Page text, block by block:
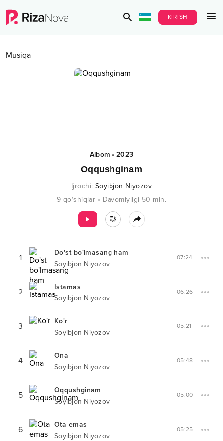
KIRISH
Musiqa
Albom •2023
Oqqushginam
Ijrochi: Soyibjon Niyozov
9 qo‘shiqlar • Davomiyligi 50 min.
1
Do'st bo'lmasang ham
Soyibjon Niyozov
07:24
2
Istamas
Soyibjon Niyozov
06:26
3
Ko'r
Soyibjon Niyozov
05:21
4
Ona
Soyibjon Niyozov
05:48
5
Oqqushginam
Soyibjon Niyozov
05:00
6
Ota emas
Soyibjon Niyozov
05:25